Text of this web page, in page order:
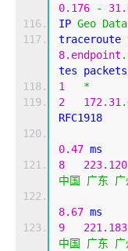
0.176
-
IP Geo Data
traceroute
8.endpoint .
tes packets
1
*
2
172.31 .
0.47 ms
8
223.120
中国
广东 广
8.67 ms
9
221.183
中国
广东 广